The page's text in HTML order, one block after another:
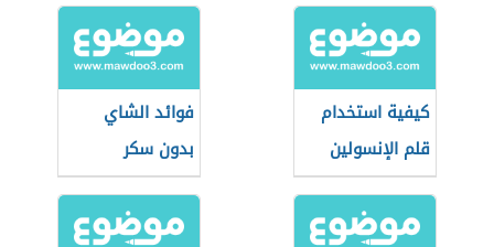
كيفية استخدام
قلم الإنسولين
فوائد الشاي
بدون سكر